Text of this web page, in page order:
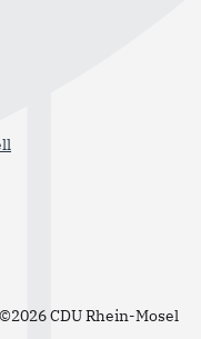
©2026 CDU Rhein-Mosel